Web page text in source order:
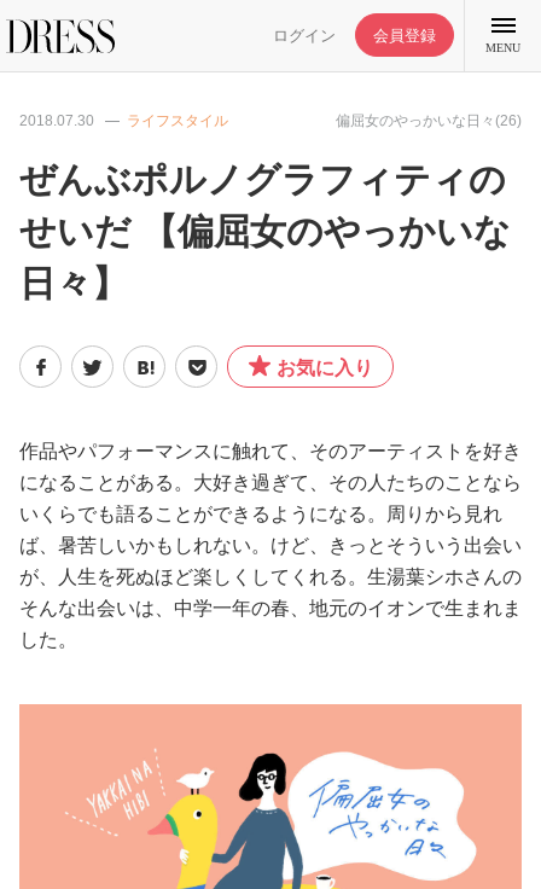
ログイン 会員登録
MENU
特集記事
DRESS部活
ライフスタイル
ファッション
恋愛/結婚/離婚
美容/健康
ココロ/カラダ
2018.07.30 ライフスタイル 偏屈女のやっかいな日々(26)
ぜんぶポルノグラフィティの
せいだ 【偏屈女のやっかいな
日々】
お気に入り
作品やパフォーマンスに触れて、そのアーティストを好き
になることがある。大好き過ぎて、その人たちのことなら
いくらでも語ることができるようになる。周りから見れ
ば、暑苦しいかもしれない。けど、きっとそういう出会い
が、人生を死ぬほど楽しくしてくれる。生湯葉シホさんの
そんな出会いは、中学一年の春、地元のイオンで生まれま
した。